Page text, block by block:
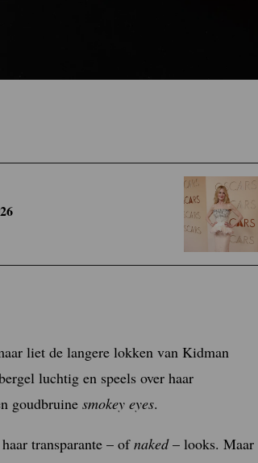
liet de langere lokken van Kidman
luchtig en speels over haar
goudbruine smokey eyes.
transparante – ofnaked– looks. Maar